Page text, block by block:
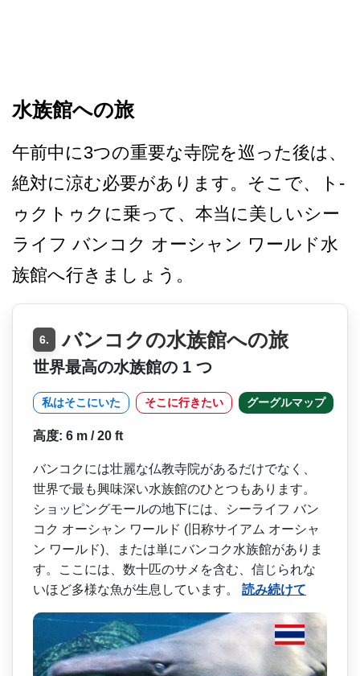
水族館への旅
午前中に3つの重要な寺院を­巡った後は、
絶対に涼む必要があります。そこで、ト­
ゥクトゥクに乗って、本当に美しいシー
ライフ バンコク オーシャン ワールド水
族館へ行きましょう。
6. バンコクの水族館への旅
世界最高の水族館の 1 つ
私はそこにいた そこに行きたい グーグルマップ
高度: 6 m / 20 ft
バンコクには壮麗な仏教寺院­があるだけでなく、
世界で最も興味深い水族館のひと­つもあります。
ショッピングモールの地下には、シー­ライフ バン
コク オーシャン ワールド (旧称サイアム オーシャ
ン ワールド)、または単にバン­コク水族館がありま
す。ここには、数十匹のサメを含­む、信じられな
いほど多様な魚が生息しています。 読み続けて